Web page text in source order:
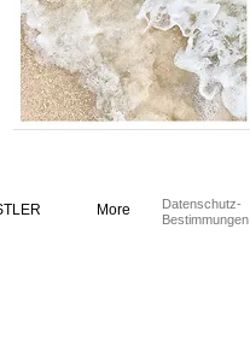
More
Datenschutz-
Bestimmungen